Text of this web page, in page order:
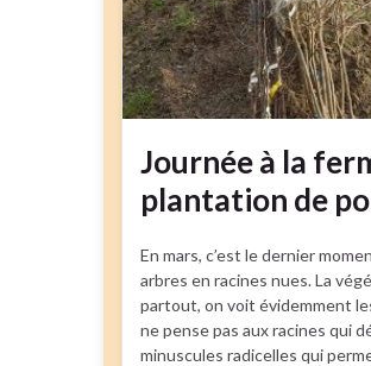
Journée à la
plantation de
En mars, c’est le dernier
arbres en racines nues. La
partout, on voit évidemment
ne pense pas aux racines qui
minuscules radicelles qui